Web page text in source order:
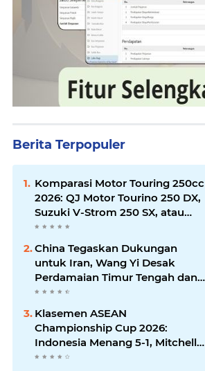
Berita Terpopuler
Komparasi Motor Touring 250cc
2026: QJ Motor Tourino 250 DX,
Suzuki V-Strom 250 SX, atau
Kawasaki Versys-X 250?
China Tegaskan Dukungan
untuk Iran, Wang Yi Desak
Perdamaian Timur Tengah dan
Soroti Ketegangan dengan AS
Klasemen ASEAN
Championship Cup 2026:
Indonesia Menang 5-1, Mitchell
Baker Hattrick dan Puncaki Top